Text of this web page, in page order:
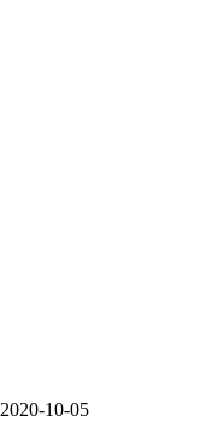
2020-10-05